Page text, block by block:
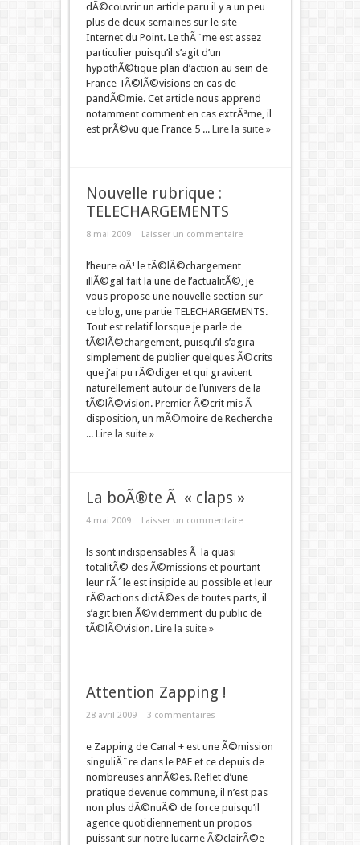
dÃ©couvrir un article paru il y a un peu
plus de deux semaines sur le site
Internet du Point. Le thÃ¨me est assez
particulier puisqu’il s’agit d’un
hypothÃ©tique plan d’action au sein de
France TÃ©lÃ©visions en cas de
pandÃ©mie. Cet article nous apprend
notamment comment en cas extrÃªme, il
est prÃ©vu que France 5 ... Lire la suite »
Nouvelle rubrique :
TELECHARGEMENTS
8 mai 2009 Laisser un commentaire
l’heure oÃ¹ le tÃ©lÃ©chargement
illÃ©gal fait la une de l’actualitÃ©, je
vous propose une nouvelle section sur
ce blog, une partie TELECHARGEMENTS.
Tout est relatif lorsque je parle de
tÃ©lÃ©chargement, puisqu’il s’agira
simplement de publier quelques Ã©crits
que j’ai pu rÃ©diger et qui gravitent
naturellement autour de l’univers de la
tÃ©lÃ©vision. Premier Ã©crit mis Ã
disposition, un mÃ©moire de Recherche
... Lire la suite »
La boÃ®te Ã « claps »
4 mai 2009 Laisser un commentaire
ls sont indispensables Ã la quasi
totalitÃ© des Ã©missions et pourtant
leur rÃ´le est insipide au possible et leur
rÃ©actions dictÃ©es de toutes parts, il
s’agit bien Ã©videmment du public de
tÃ©lÃ©vision. Lire la suite »
Attention Zapping !
28 avril 2009 3 commentaires
e Zapping de Canal + est une Ã©mission
singuliÃ¨re dans le PAF et ce depuis de
nombreuses annÃ©es. Reflet d’une
pratique devenue commune, il n’est pas
non plus dÃ©nuÃ© de force puisqu’il
agence quotidiennement un propos
puissant sur notre lucarne Ã©clairÃ©e